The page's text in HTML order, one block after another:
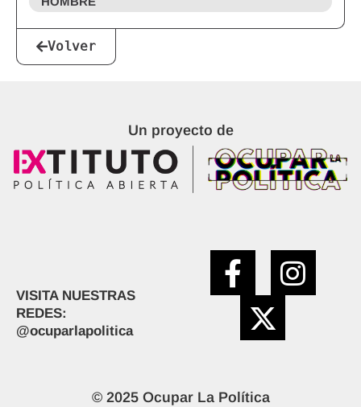
Volver
Un proyecto de
VISITA NUESTRAS
REDES:
@ocuparlapolitica
© 2025 Ocupar La Política